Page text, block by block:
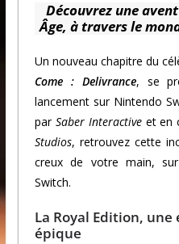
Découvrez une
Âge, à travers le
Un nouveau chapitre du
Come : Delivrance, se
lancement sur Nintendo
par Saber Interactiveet en
Studios, retrouvez cette
creux de votre main,
Switch.
La Royal Edition,
épique